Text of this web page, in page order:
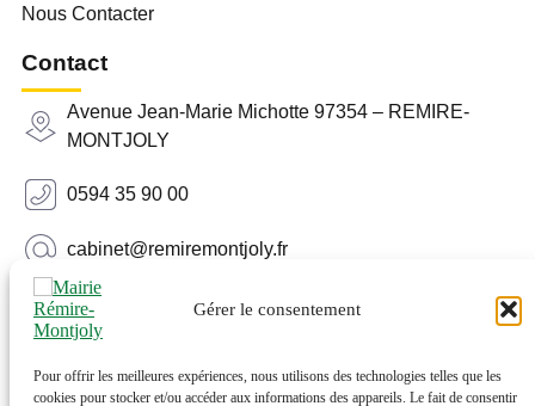
Gérer le consentement
Pour offrir les meilleures expériences, nous utilisons des technologies telles que les
cookies pour stocker et/ou accéder aux informations des appareils. Le fait de consentir
Nous Contacter
Contact
Avenue Jean-Marie Michotte 97354 – REMIRE-
MONTJOLY
0594 35 90 00
cabinet@remiremontjoly.fr
Newsletter
nouvelles de votre commune.